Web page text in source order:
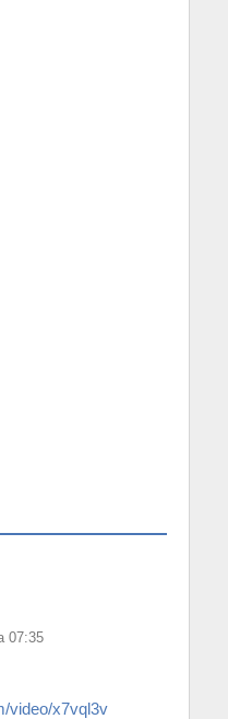
07:35
video/x7vql3v